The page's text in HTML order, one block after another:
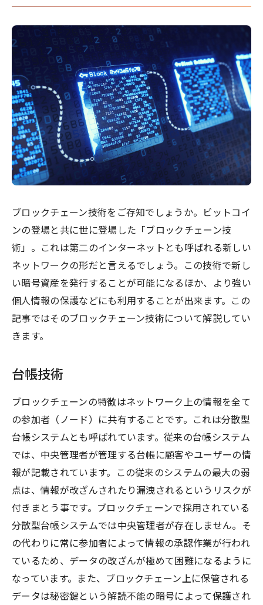
ブロックチェーン技術をご存知でしょうか。ビットコイ
ンの登場と共に世に登場した「ブロックチェーン技
術」。これは第二のインターネットとも呼ばれる新しい
ネットワークの形だと言えるでしょう。この技術で新し
い暗号資産を発行することが可能になるほか、より強い
個人情報の保護などにも利用することが出来ます。この
記事ではそのブロックチェーン技術について解説してい
きます。
台帳技術
ブロックチェーンの特徴はネットワーク上の情報を全て
の参加者（ノード）に共有することです。これは分散型
台帳システムとも呼ばれています。従来の台帳システム
では、中央管理者が管理する台帳に顧客やユーザーの情
報が記載されています。この従来のシステムの最大の弱
点は、情報が改ざんされたり漏洩されるというリスクが
付きまとう事です。ブロックチェーンで採用されている
分散型台帳システムでは中央管理者が存在しません。そ
の代わりに常に参加者によって情報の承認作業が行われ
ているため、データの改ざんが極めて困難になるように
なっています。また、ブロックチェーン上に保管される
データは秘密鍵という解読不能の暗号によって保護され